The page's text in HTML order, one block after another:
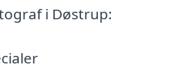
i Døstrup: